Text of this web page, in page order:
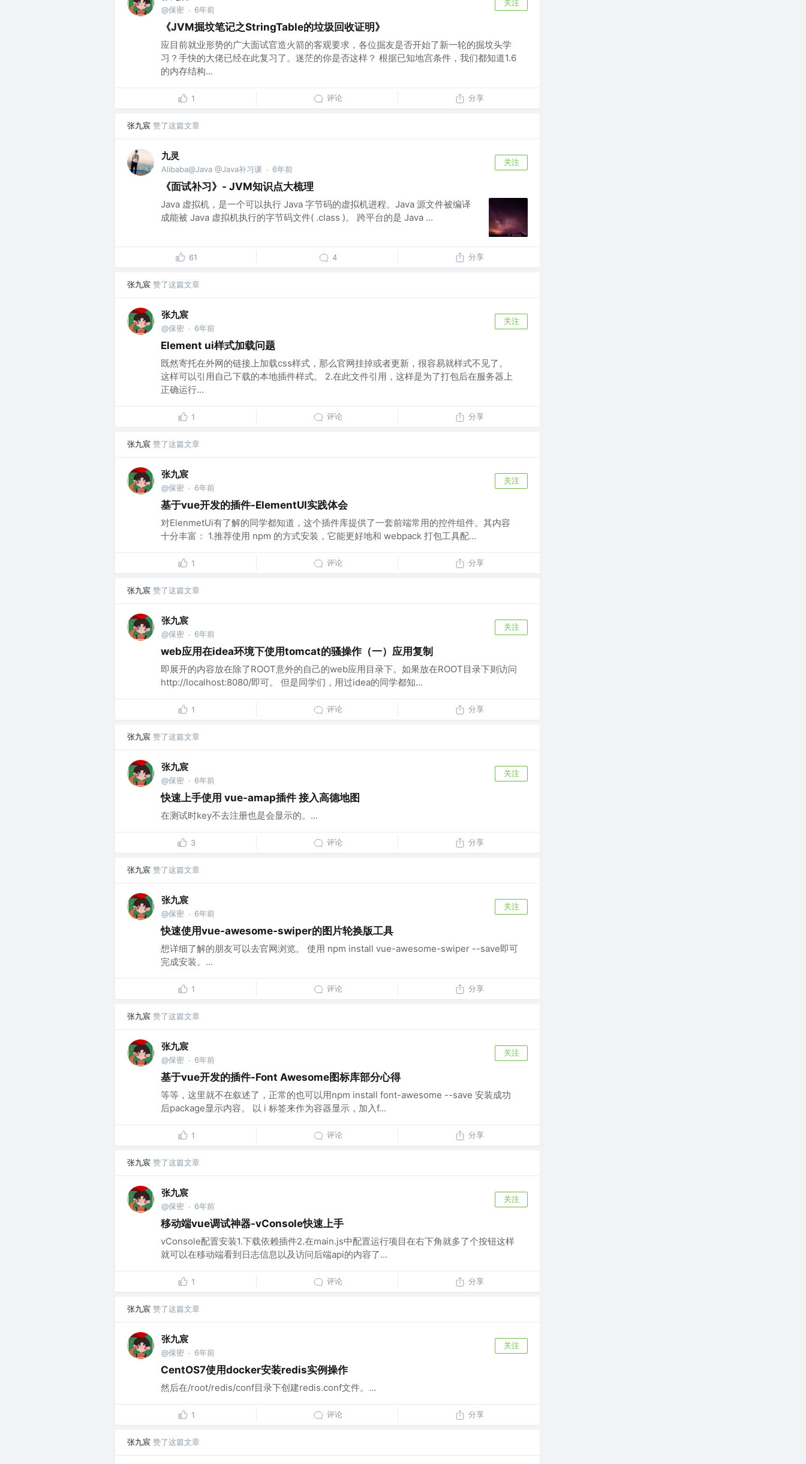
@保密 · 6年前
关注
《JVM掘坟笔记之StringTable的垃圾回收证明》
应目前就业形势的广大面试官造火箭的客观要求，各位掘友是否开始了新一轮的掘坟头学
习？手快的大佬已经在此复习了。迷茫的你是否这样？ 根据已知地宫条件，我们都知道1.6
的内存结构...
1 评论 分享
张九宸 赞了这篇文章
九灵
Alibaba@Java @Java补习课 · 6年前
关注
《面试补习》- JVM知识点大梳理
Java 虚拟机，是一个可以执行 Java 字节码的虚拟机进程。Java 源文件被编译
成能被 Java 虚拟机执行的字节码文件( .class )。 跨平台的是 Java ...
61 4 分享
张九宸 赞了这篇文章
张九宸
@保密 · 6年前
关注
Element ui样式加载问题
既然寄托在外网的链接上加载css样式，那么官网挂掉或者更新，很容易就样式不见了。
这样可以引用自己下载的本地插件样式。 2.在此文件引用，这样是为了打包后在服务器上
正确运行...
1 评论 分享
张九宸 赞了这篇文章
张九宸
@保密 · 6年前
关注
基于vue开发的插件-ElementUI实践体会
对ElenmetUi有了解的同学都知道，这个插件库提供了一套前端常用的控件组件。其内容
十分丰富： 1.推荐使用 npm 的方式安装，它能更好地和 webpack 打包工具配...
1 评论 分享
张九宸 赞了这篇文章
张九宸
@保密 · 6年前
关注
web应用在idea环境下使用tomcat的骚操作（一）应用复制
即展开的内容放在除了ROOT意外的自己的web应用目录下。如果放在ROOT目录下则访问
http://localhost:8080/即可。 但是同学们，用过idea的同学都知...
1 评论 分享
张九宸 赞了这篇文章
张九宸
@保密 · 6年前
关注
快速上手使用 vue-amap插件 接入高德地图
在测试时key不去注册也是会显示的。...
3 评论 分享
张九宸 赞了这篇文章
张九宸
@保密 · 6年前
关注
快速使用vue-awesome-swiper的图片轮换版工具
想详细了解的朋友可以去官网浏览。 使用 npm install vue-awesome-swiper --save即可
完成安装。...
1 评论 分享
张九宸 赞了这篇文章
张九宸
@保密 · 6年前
关注
基于vue开发的插件-Font Awesome图标库部分心得
等等，这里就不在叙述了，正常的也可以用npm install font-awesome --save 安装成功
后package显示内容。 以 i 标签来作为容器显示，加入f...
1 评论 分享
张九宸 赞了这篇文章
张九宸
@保密 · 6年前
关注
移动端vue调试神器-vConsole快速上手
vConsole配置安装1.下载依赖插件2.在main.js中配置运行项目在右下角就多了个按钮这样
就可以在移动端看到日志信息以及访问后端api的内容了...
1 评论 分享
张九宸 赞了这篇文章
张九宸
@保密 · 6年前
关注
CentOS7使用docker安装redis实例操作
然后在/root/redis/conf目录下创建redis.conf文件。...
1 评论 分享
张九宸 赞了这篇文章